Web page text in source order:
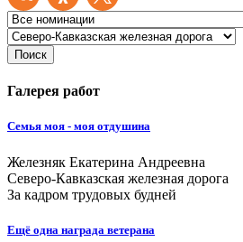
Поиск
Галерея работ
Семья моя - моя отдушина
Железняк Екатерина Андреевна
Северо-Кавказская железная дорога
За кадром трудовых будней
Ещё одна награда ветерана